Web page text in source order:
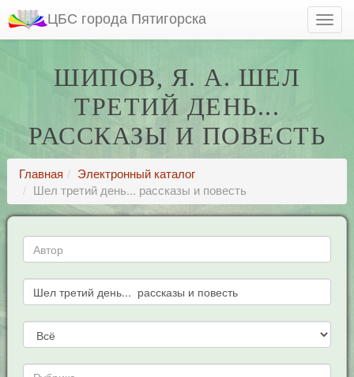
ЦБС города Пятигорска
ШИПОВ, Я. А. ШЕЛ
ТРЕТИЙ ДЕНЬ...
РАССКАЗЫ И ПОВЕСТЬ
Главная
Электронный каталог
Шел третий день... рассказы и повесть